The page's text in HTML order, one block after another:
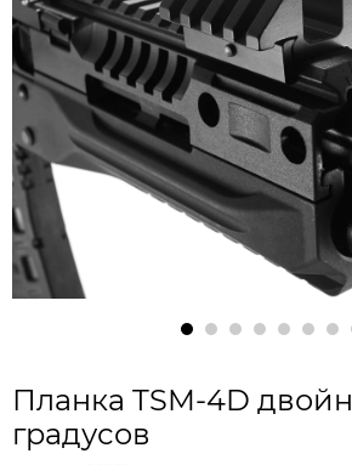
Планка TSM-4D
градусов